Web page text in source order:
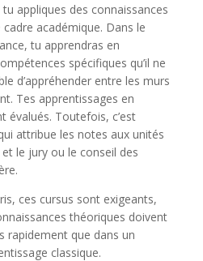
tu appliques des connaissances
cadre académique. Dans le
tu apprendras en
spécifiques qu’il ne
d’appréhender entre les murs
Tes apprentissages en
évalués. Toutefois, c’est
attribue les notes aux unités
et le jury ou le conseil des
ces cursus sont exigeants,
théoriques doivent
rapidement que dans un
classique.